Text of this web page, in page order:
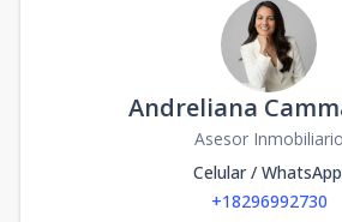
Andreliana
Asesor Inmobiliario
Celular / WhatsApp
+18296992730